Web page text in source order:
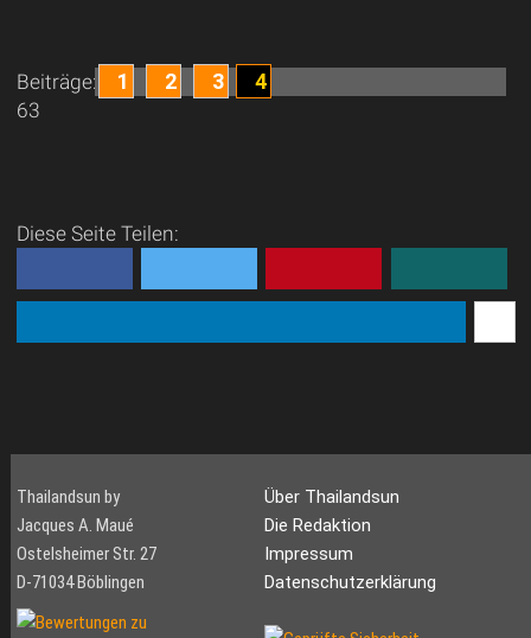
Beiträge:
63
1 2 3 4
Diese Seite Teilen:
Thailandsun by
Jacques A. Maué
Ostelsheimer Str. 27
D-71034 Böblingen
Über Thailandsun
Die Redaktion
Impressum
Datenschutzerklärung